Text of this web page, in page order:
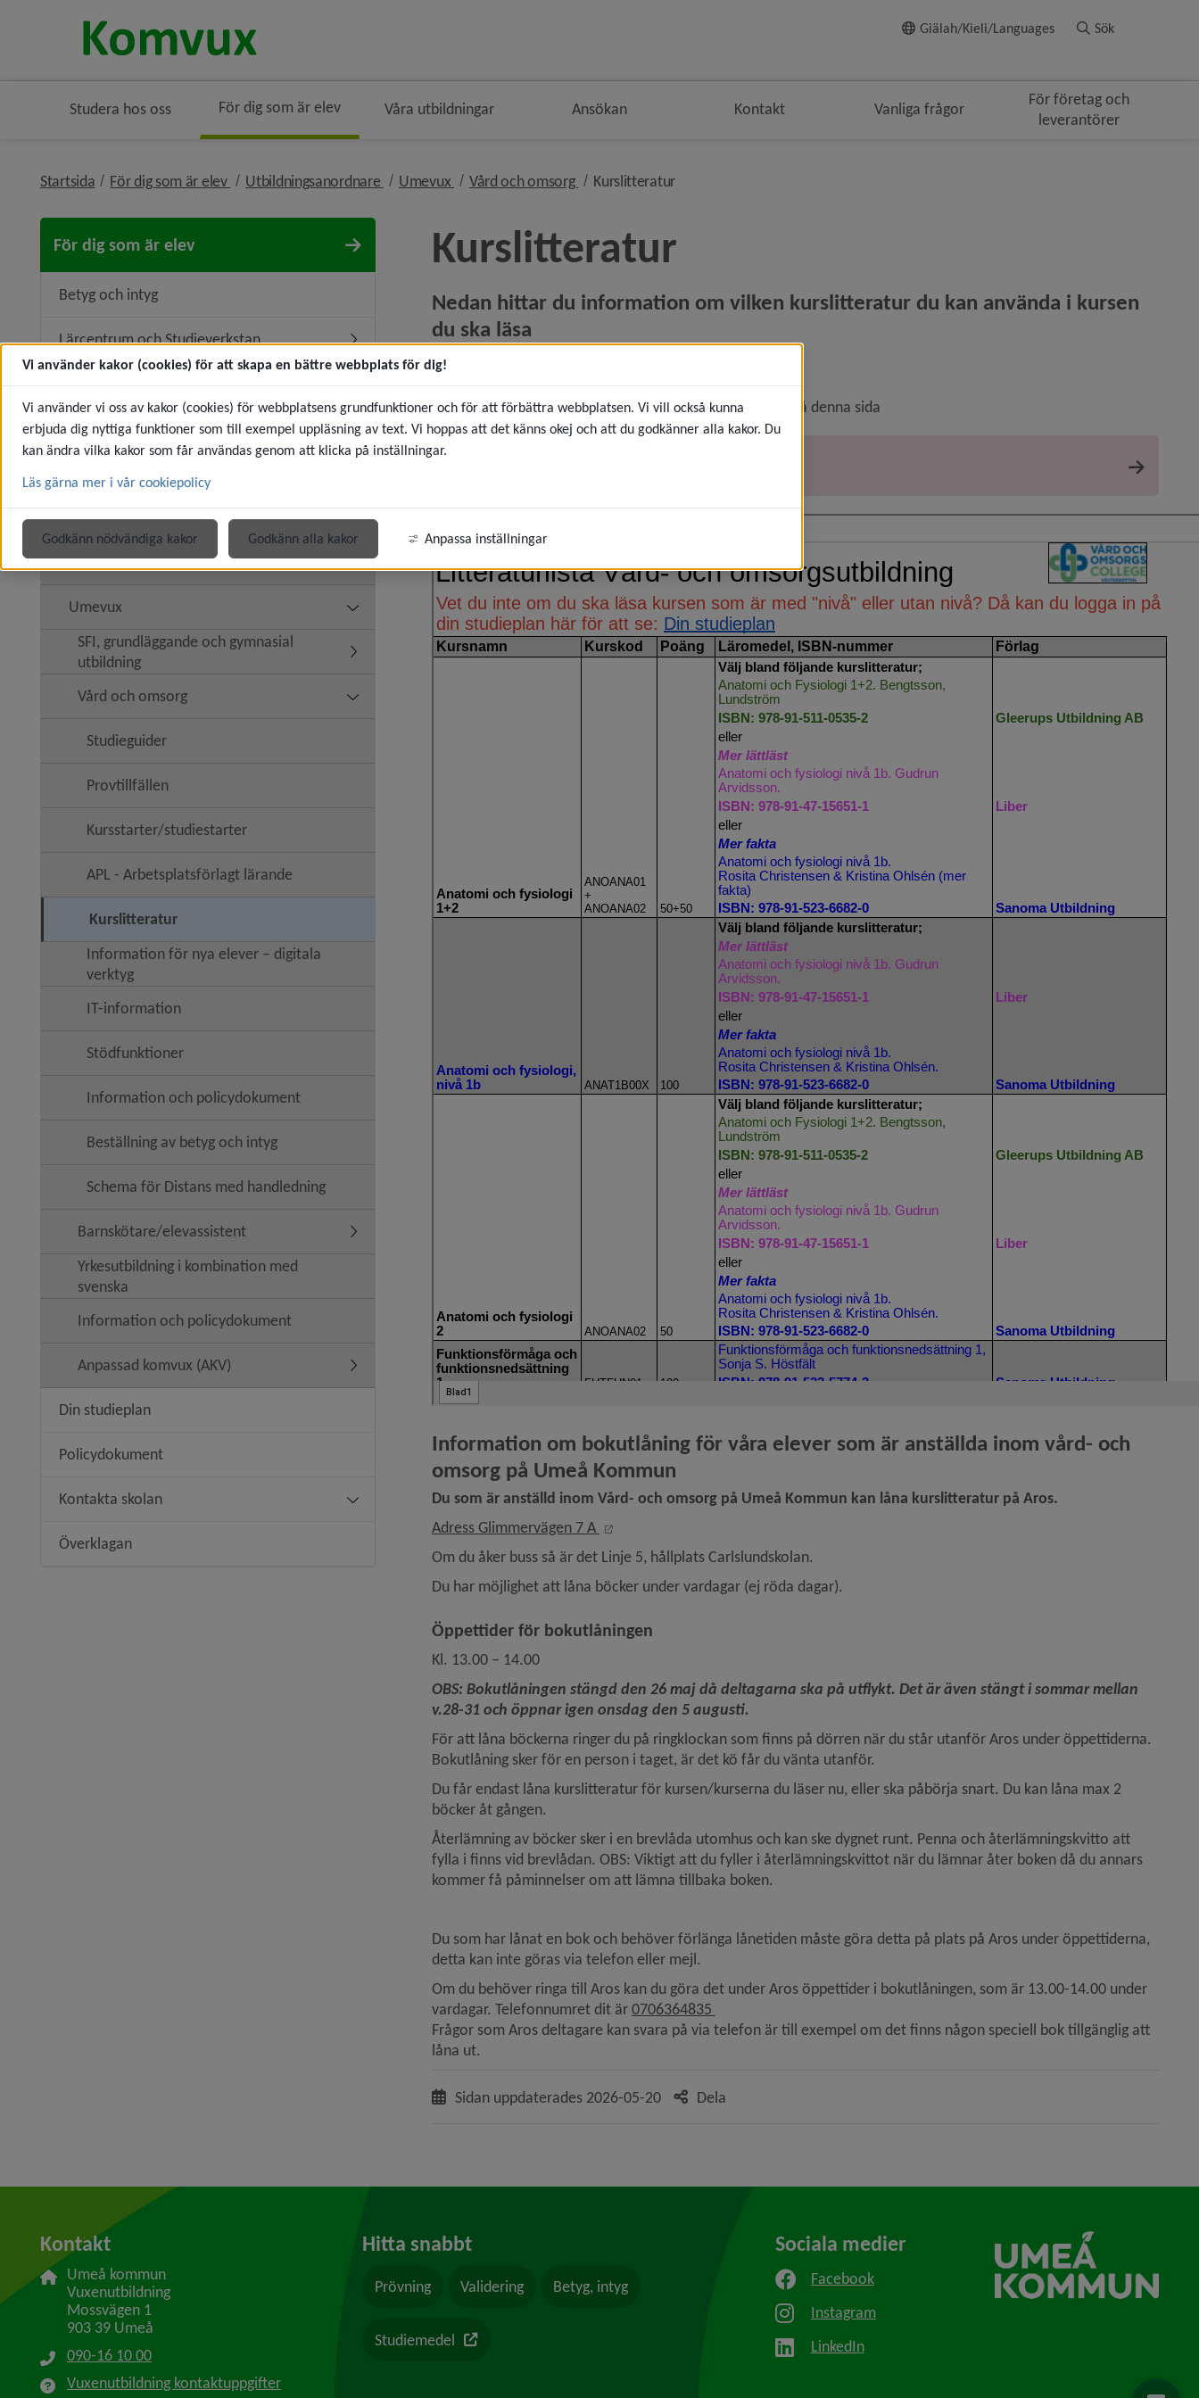
Till innehålletGiälah/Kieli/Languages Sök
Studera hos oss För dig som är elev Våra utbildningar Ansökan Kontakt Vanliga frågor
För företag och
leverantörer
Startsida För dig som är elev nivå i brödsmulenavigeringen
Utbildningsanordnare nivå i brödsmulenavigeringen
Umevux nivå i brödsmulenavigeringen
Vård och omsorg nivå i brödsmulenavigeringen
Kurslitteraturnivå i brödsmulenavigeringen
För dig som är elev
Betyg och intyg
Lärcentrum och Studieverkstan
Undermeny för Lärcentrum och Studieverkstan
Studie- och yrkesvägledning
Utbildningsanordnare
Undermeny för Utbildningsanordnare
Forslundagymnasiet
NTI-skolan
Umevux
Undermeny för Umevux
SFI, grundläggande och gymnasial
utbildning
Undermeny för SFI, grundläggande och gymnasial utbildning
Vård och omsorg
Undermeny för Vård och omsorg
Studieguider
Provtillfällen
Kursstarter/studiestarter
APL - Arbetsplatsförlagt lärande
Kurslitteratur
Information för nya elever – digitala
verktyg
IT-information
Stödfunktioner
Information och policydokument
Beställning av betyg och intyg
Schema för Distans med handledning
Barnskötare/elevassistent
Undermeny för Barnskötare/elevassistent
Yrkesutbildning i kombination med
svenska
Information och policydokument
Anpassad komvux (AKV)
Undermeny för Anpassad komvux (AKV)
Din studieplan
Policydokument
Kontakta skolan
Undermeny för Kontakta skolan
Överklagan
Kurslitteratur
Nedan hittar du information om vilken kurslitteratur du kan använda i kursen
du ska läsa
Du kan komma åt listan till kurslitteraturen på 2 olika sätt:
Du kan klicka på "Länk till kurslitteratur" nedan
Eller så kan du se listan på PDF-visaren som finns direkt på denna sida
Information om bokutlåning för våra elever som är anställda inom vård- och
omsorg på Umeå Kommun
Du som är anställd inom Vård- och omsorg på Umeå Kommun kan låna kurslitteratur på Aros.
Adress Glimmervägen 7 A
Länk till annan webbplats, öppnas i nytt fönster.
Om du åker buss så är det Linje 5, hållplats Carlslundskolan.
Du har möjlighet att låna böcker under vardagar (ej röda dagar).
Öppettider för bokutlåningen
Kl. 13.00 – 14.00
OBS: Bokutlåningen stängd den 26 maj då deltagarna ska på utflykt. Det är även stängt i sommar mellan
v.28-31 och öppnar igen onsdag den 5 augusti.
För att låna böckerna ringer du på ringklockan som finns på dörren när du står utanför Aros under öppettiderna.
Bokutlåning sker för en person i taget, är det kö får du vänta utanför.
Du får endast låna kurslitteratur för kursen/kurserna du läser nu, eller ska påbörja snart. Du kan låna max 2
böcker åt gången.
Återlämning av böcker sker i en brevlåda utomhus och kan ske dygnet runt. Penna och återlämningskvitto att
fylla i finns vid brevlådan. OBS: Viktigt att du fyller i återlämningskvittot när du lämnar åter boken då du annars
kommer få påminnelser om att lämna tillbaka boken.
Du som har lånat en bok och behöver förlänga lånetiden måste göra detta på plats på Aros under öppettiderna,
detta kan inte göras via telefon eller mejl.
Om du behöver ringa till Aros kan du göra det under Aros öppettider i bokutlåningen, som är 13.00-14.00 under
vardagar. Telefonnumret dit är 0706364835
Frågor som Aros deltagare kan svara på via telefon är till exempel om det finns någon speciell bok tillgänglig att
låna ut.
Sidan uppdaterades 2026-05-20 Dela
Kontakt
Umeå kommun
Vuxenutbildning
Mossvägen 1
903 39 Umeå
090-16 10 00
Vuxenutbildning kontaktuppgifter
Hitta snabbt
Prövning Validering Betyg, intyg
Studiemedel Länk till en annan webbplats
Sociala medier
Facebook
Instagram
LinkedIn
Vi använder kakor (cookies) för att skapa en bättre webbplats för dig!
Vi använder vi oss av kakor (cookies) för webbplatsens grundfunktioner och för att förbättra webbplatsen. Vi vill också kunna
erbjuda dig nyttiga funktioner som till exempel uppläsning av text. Vi hoppas att det känns okej och att du godkänner alla kakor. Du
kan ändra vilka kakor som får användas genom att klicka på inställningar.
Läs gärna mer i vår cookiepolicy
Godkänn nödvändiga kakor Godkänn alla kakor Anpassa inställningar